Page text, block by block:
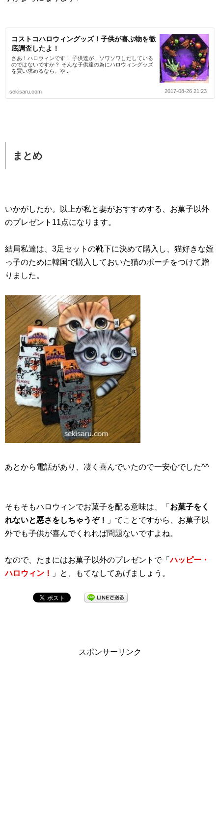
コストコハロウィングッズ！子供が喜ぶ物を徹
底調査したよ！
さあ！ハロウィンです！ 子供達が、ソワソワしだしている
のではないですか？ そんな子供達の為にハロウィングッズ
を買い求めるなら、や...
sekisaru.com 2017-08-26 21:23
まとめ
いかがしたか。以上が私と妻がおすすめする、お菓子以外
のプレゼント11点になります。
結局私達は、3足セットの靴下に決めて購入し、猫好きな姪
っ子のために韓国で購入しておいた猫のポーチをつけて贈
りました。
あとから電話があり、凄く喜んでいたので一安心でした^^
そもそもハロウィンでお菓子を配る意味は、「 お菓子をく
れないと悪さをしちゃうぞ！
」てことですから、お菓子以
外でも子供が喜んでくれれば問題ないですよね。
なので、たまにはお菓子以外のプレゼントで「ハッピー・
ハロウィン！
」と、もてなしてあげましょう。
スポンサーリンク